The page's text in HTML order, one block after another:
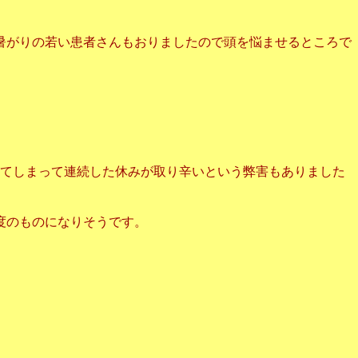
りの若い患者さんもおりましたので頭を悩ませるところで
しまって連続した休みが取り辛いという弊害もありました
ものになりそうです。